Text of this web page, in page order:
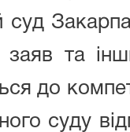
суд
та
до
суду